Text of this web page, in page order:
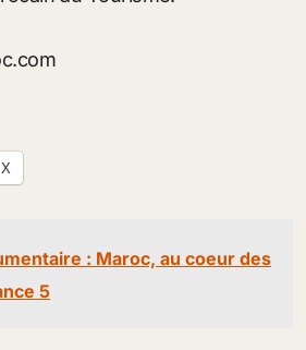
X
: Maroc, au coeur des
5